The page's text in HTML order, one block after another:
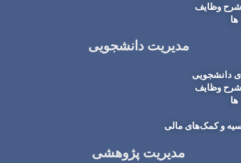
شرح وظایف
ها
مدیریت دانشجویی
دانشجویی
شرح وظایف
ها
و کمک‌های مالی
مدیریت پژوهشی